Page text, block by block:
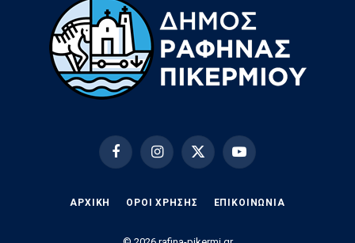
FacebookInstagramX
YouTube
ΑΡΧΙΚΗ ΟΡΟΙ ΧΡΗΣΗΣ EΠΙΚΟΙΝΩΝΊΑ